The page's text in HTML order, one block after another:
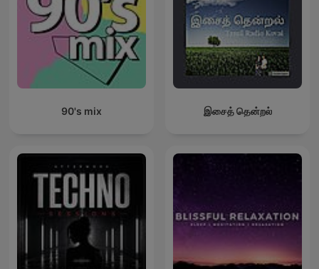
90's mix இசைத் தென்றல்